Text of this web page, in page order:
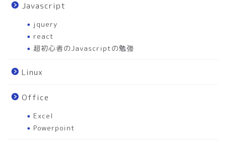
Javascript
jquery
react
超初心者のJavascriptの勉強
Linux
Office
Excel
Powerpoint